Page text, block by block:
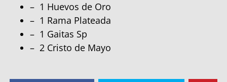
– 1 Huevos de Oro
– 1 Rama Plateada
– 1 Gaitas Sp
– 2 Cristo de Mayo